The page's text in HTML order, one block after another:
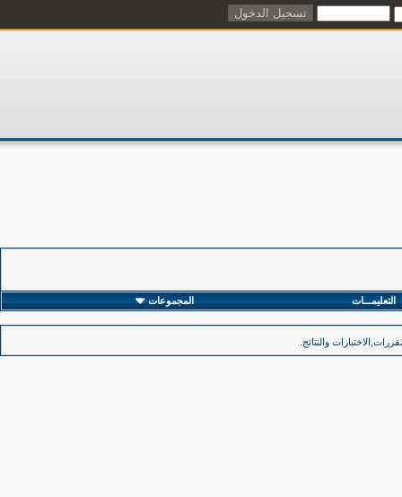
التعليمـــات المجموعات
والنتائج.